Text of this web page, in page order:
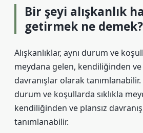
Bir şeyi alışkanlık
getirmek ne demek?
Alışkanlıklar, aynı durum ve
meydana gelen, kendiliğinden ve
davranışlar olarak tanımlanabilir.
durum ve koşullarda sıklıkla
kendiliğinden ve plansız
tanımlanabilir.